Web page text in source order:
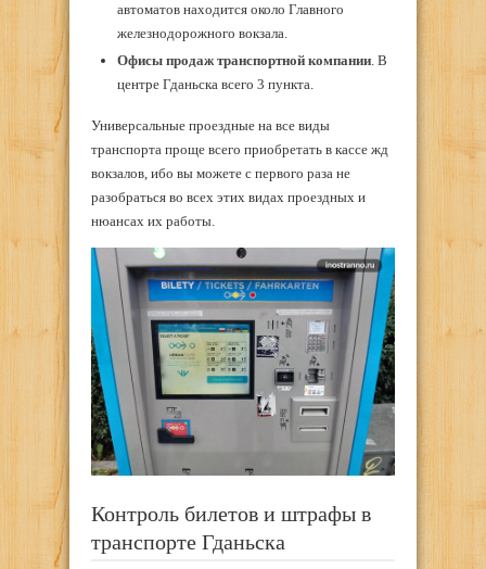
автоматов находится около Главного
железнодорожного вокзала.
Офисы продаж транспортной компании. В
центре Гданьска всего 3 пункта.
Универсальные проездные на все виды
транспорта проще всего приобретать в кассе жд
вокзалов, ибо вы можете с первого раза не
разобраться во всех этих видах проездных и
нюансах их работы.
Контроль билетов и штрафы в
транспорте Гданьска